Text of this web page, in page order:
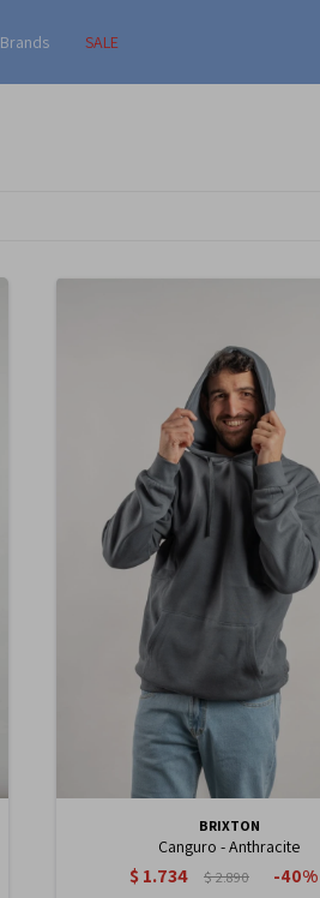
Brands SALE
BRIXTON
Canguro - Anthracite
$1.734 $2.890 40